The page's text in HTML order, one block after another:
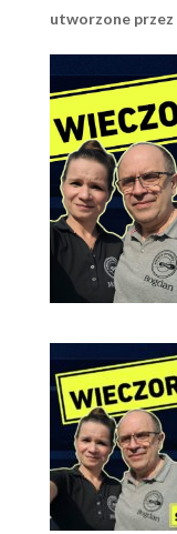
utworzone przez